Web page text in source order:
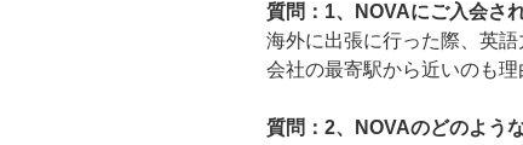
質問：1、NOVAにご入会さ
海外に出張に行った際、英
会社の最寄駅から近いのも理
質問：2、NOVAのどのよう